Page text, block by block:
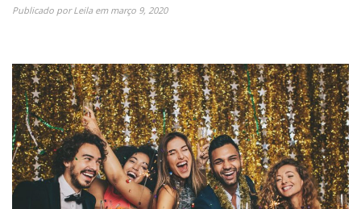
Publicado porLeilaem março 9, 2020